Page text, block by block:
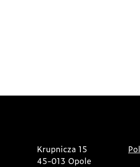
Krupnicza 15
45-013 Opole